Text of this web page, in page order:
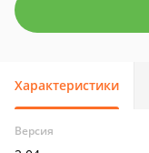
Характеристики
Версия